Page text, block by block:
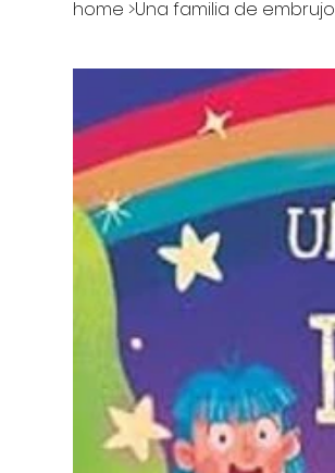
home >Una familia de embrujo